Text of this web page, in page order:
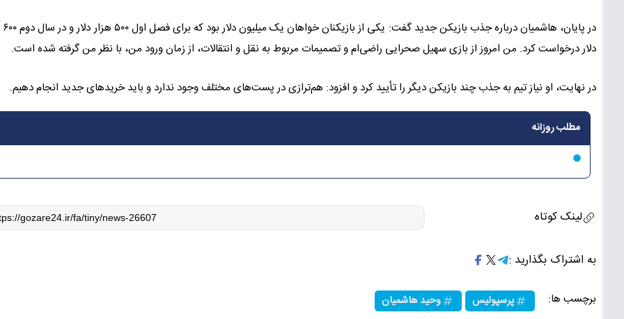
در پایان،
دلار درخواست کرد. من امروز از بازی سهیل صحرایی راضی‌ام و تصمیمات مربوط به نقل و انتقالات، از زمان ورود من، با نظر من گرفته شده است.
در نهایت، او نیاز تیم به جذب چند بازیکن دیگر را تأیید کرد و افزود: هم‌ترازی در پست‌های مختلف وجود ندارد و باید خریدهای جدید انجام دهیم.
مطلب روزانه
لینک کوتاه
به اشتراک بگذارید :
برچسب ها: پرسپولیس وحید هاشمیان